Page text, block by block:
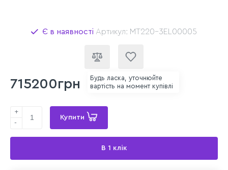
Є в наявності Артикул: MT220-3EL00005
715200грн
Будь ласка, уточнюйте
вартість на момент купівлі
+
-
Купити
В 1 клік